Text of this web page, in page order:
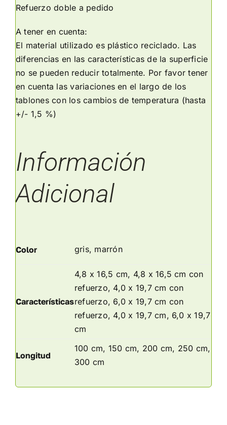
Refuerzo doble a pedido
A tener en cuenta:
El material utilizado es plástico reciclado. Las
diferencias en las características de la superficie
no se pueden reducir totalmente. Por favor tener
en cuenta las variaciones en el largo de los
tablones con los cambios de temperatura (hasta
+/- 1,5 %)
Información
Adicional
Color gris, marrón
Características
4,8 x 16,5 cm, 4,8 x 16,5 cm con
refuerzo, 4,0 x 19,7 cm con
refuerzo, 6,0 x 19,7 cm con
refuerzo, 4,0 x 19,7 cm, 6,0 x 19,7
cm
Longitud
100 cm, 150 cm, 200 cm, 250 cm,
300 cm